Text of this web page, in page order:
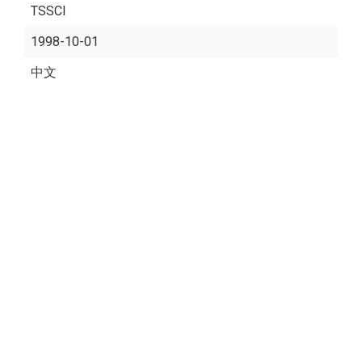
TSSCI
1998-10-01
中文